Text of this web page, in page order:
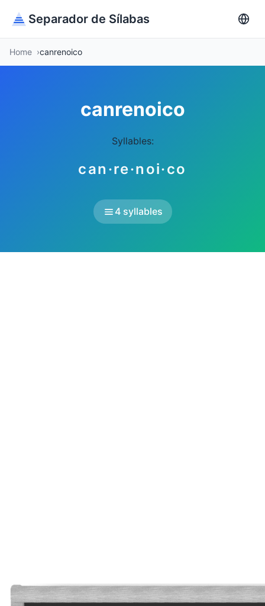
Separador de Sílabas
Home canrenoico
canrenoico
Syllables:
can·re·noi·co
4 syllables